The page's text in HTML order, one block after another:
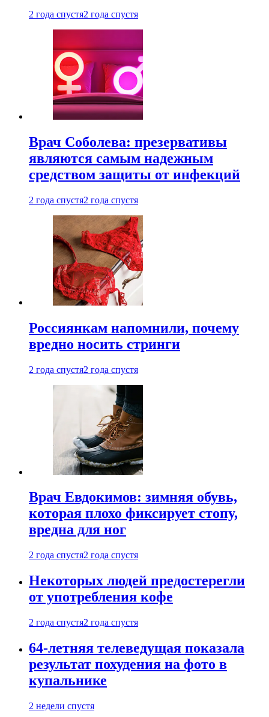
2 года спустя2 года спустя
Врач Соболева: презервативы
являются самым надежным
средством защиты от инфекций
2 года спустя2 года спустя
Россиянкам напомнили, почему
вредно носить стринги
2 года спустя2 года спустя
Врач Евдокимов: зимняя обувь,
которая плохо фиксирует стопу,
вредна для ног
2 года спустя2 года спустя
Некоторых людей предостерегли
от употребления кофе
2 года спустя2 года спустя
64-летняя телеведущая показала
результат похудения на фото в
купальнике
2 недели спустя